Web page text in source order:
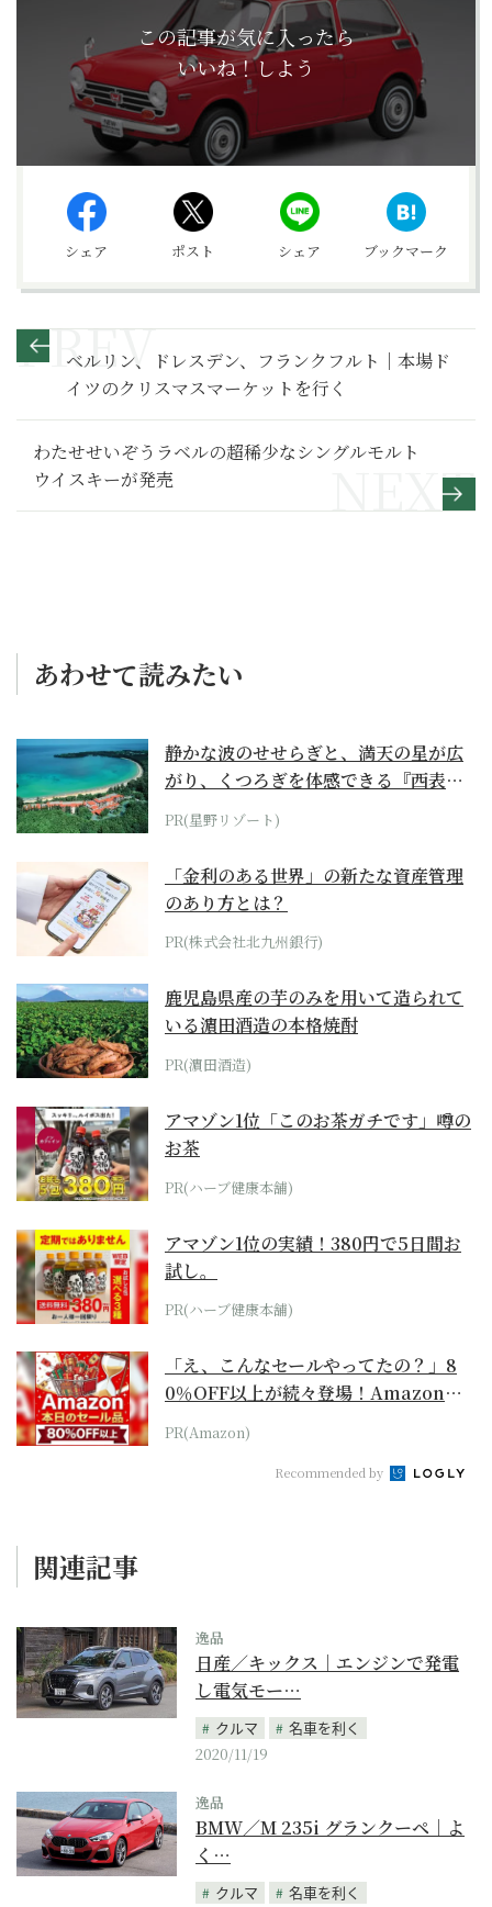
この記事が気に入ったら
いいね！しよう
シェア ポスト シェア ブックマーク
ベルリン、ドレスデン、フランクフルト｜本場ド
イツのクリスマスマーケットを行く
わたせせいぞうラベルの超稀少なシングルモルト
ウイスキーが発売
あわせて読みたい
静かな波のせせらぎと、満天の星が広
がり、くつろぎを体感できる『西表島
ホテル by...
PR(星野リゾート)
「金利のある世界」の新たな資産管理
のあり方とは？
PR(株式会社北九州銀行)
鹿児島県産の芋のみを用いて造られて
いる濵田酒造の本格焼酎
PR(濵田酒造)
アマゾン1位「このお茶ガチです」噂の
お茶
PR(ハーブ健康本舗)
アマゾン1位の実績！380円で5日間お
試し。
PR(ハーブ健康本舗)
「え、こんなセールやってたの？」8
0％OFF以上が続々登場！Amazonの
本気が...
PR(Amazon)
Recommended by
関連記事
逸品
日産／キックス｜エンジンで発電
し電気モー…
クルマ
名車を利く
2020/11/19
逸品
BMW／M 235i グランクーペ｜よ
く…
クルマ
名車を利く